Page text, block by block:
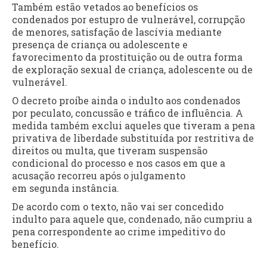
Também estão vetados ao benefícios os
condenados por estupro de vulnerável, corrupção
de menores, satisfação de lascívia mediante
presença de criança ou adolescente e
favorecimento da prostituição ou de outra forma
de exploração sexual de criança, adolescente ou de
vulnerável.
O decreto proíbe ainda o indulto aos condenados
por peculato, concussão e tráfico de influência. A
medida também exclui aqueles que tiveram a pena
privativa de liberdade substituída por restritiva de
direitos ou multa, que tiveram suspensão
condicional do processo e nos casos em que a
acusação recorreu após o julgamento
em segunda instância.
De acordo com o texto, não vai ser concedido
indulto para aquele que, condenado, não cumpriu a
pena correspondente ao crime impeditivo do
benefício.